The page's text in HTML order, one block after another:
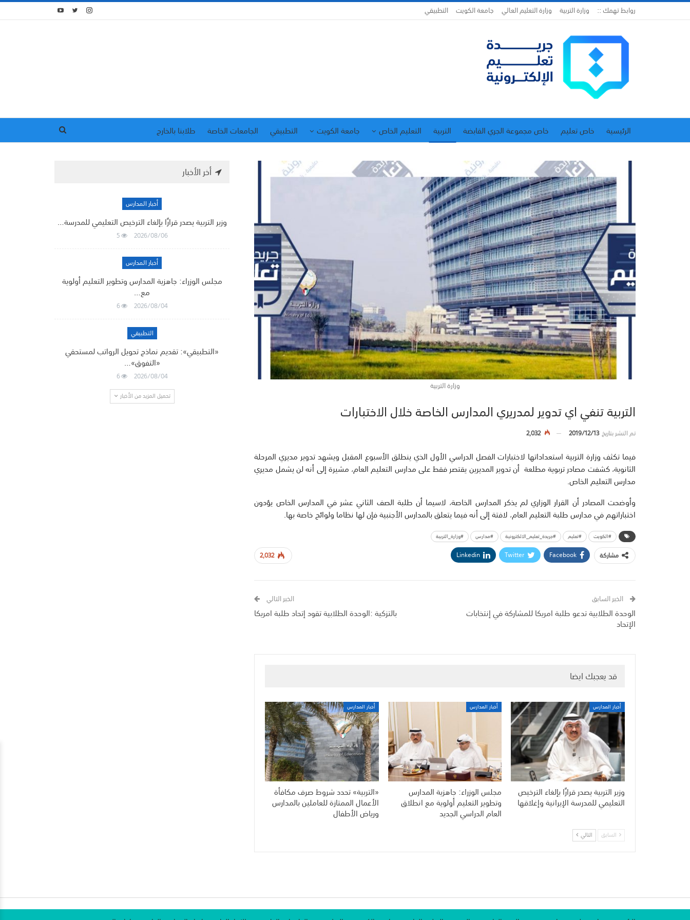
روابط تهمك :: وزارة التربية وزارة التعليم العالي جامعة الكويت التطبيقي
الرئيسية خاص تعليم خاص مجموعة الجري القابضة التربية التعليم الخاص جامعة الكويت التطبيقي الجامعات الخاصة
طلابنا بالخارج
وزارة التربية
التربية تنفي اي تدوير لمدريري المدارس الخاصة خلال الاختبارات
تم النشر بتاريخ2019/12/13
2,032
فيما تكثف وزارة التربية استعداداتها لاختبارات الفصل الدراسي الأول الذي ينطلق الأسبوع المقبل ويشهد تدوير مديري المرحلة
الثانوية، كشفت مصادر تربوية مطلعة أن تدوير المديرين يقتصر فقط على مدارس التعليم العام، مشيرة إلى أنه لن يشمل مديري
مدارس التعليم الخاص.
وأوضحت المصادر أن القرار الوزاري لم يذكر المدارس الخاصة، لاسيما أن طلبة الصف الثاني عشر في المدارس الخاص يؤدون
اختباراتهم في مدارس طلبة التعليم العام، لافتة إلى أنه فيما يتعلق بالمدارس الأجنبية فإن لها نظاما ولوائح خاصة بها.
#الكويت #تعليم #جريدة_تعليم_الالكترونية #مدارس #وزارة_التربية
2,032 مشاركة Facebook
Twitter
Linkedin
الخبر السابق
الوحدة الطلابية تدعو طلبة امريكا للمشاركة في إنتخابات
الإتحاد
الخبر التالي
بالتزكية :الوحدة الطلابية تقود إتحاد طلبة امريكا
قد يعجبك ايضا
أخبار المدارس
وزير التربية يصدر قرارًا بإلغاء الترخيص
التعليمي للمدرسة الإيرانية وإغلاقها
أخبار المدارس
مجلس الوزراء: جاهزية المدارس
وتطوير التعليم أولوية مع انطلاق
العام الدراسي الجديد
أخبار المدارس
«التربية» تحدد شروط صرف مكافأة
الأعمال الممتازة للعاملين بالمدارس
ورياض الأطفال
السابق التالي
أخر الأخبار
أخبار المدارس
وزير التربية يصدر قرارًا بإلغاء الترخيص التعليمي للمدرسة…
2026/08/06
5
أخبار المدارس
مجلس الوزراء: جاهزية المدارس وتطوير التعليم أولوية
مع…
2026/08/04
6
التطبيقي
«التطبيقي»: تقديم نماذج تحويل الرواتب لمستحقي
«التفوق»…
2026/08/04
6
تحميل المزيد من الأخبار